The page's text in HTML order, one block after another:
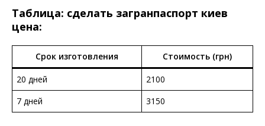
Таблица: сделать загранпаспорт киев
цена:
Срок изготовления Стоимость (грн)
20 дней
2100
7 дней
3150